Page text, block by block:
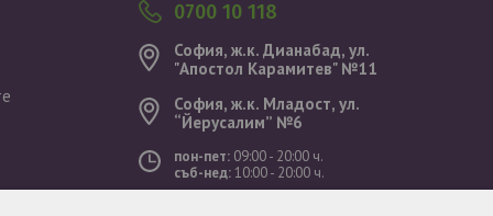
0700 10 118
София, ж.к. Дианабад, ул.
"Aпостол Карамитев" №11
София, ж.к. Младост, ул.
“Йерусалим” №6
пон-пет: 09:00 - 20:00 ч.
съб-нед:10:00 - 20:00 ч.